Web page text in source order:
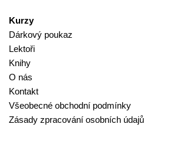
Kurzy
Dárkový poukaz
Lektoři
Knihy
O nás
Kontakt
Všeobecné obchodní podmínky
Zásady zpracování osobních údajů